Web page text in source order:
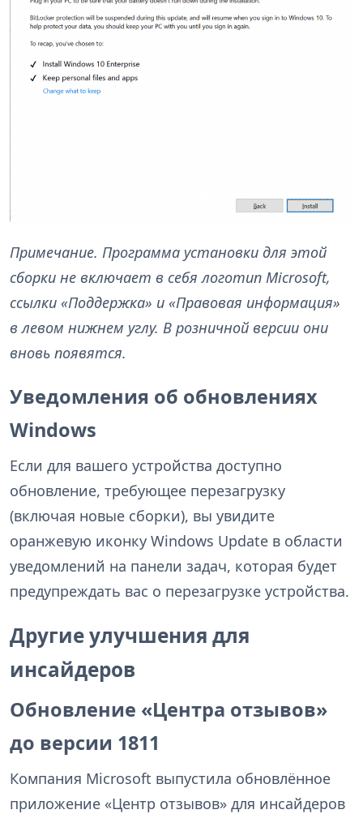
Примечание. Программа установки для этой
сборки не включает в себя логотип Microsoft,
ссылки «Поддержка» и «Правовая информация»
в левом нижнем углу. В розничной версии они
вновь появятся.
Уведомления об обновлениях
Windows
Если для вашего устройства доступно
обновление, требующее перезагрузку
(включая новые сборки), вы увидите
оранжевую иконку Windows Update в области
уведомлений на панели задач, которая будет
предупреждать вас о перезагрузке устройства.
Другие улучшения для
инсайдеров
Обновление «Центра отзывов»
до версии 1811
Компания Microsoft выпустила обновлённое
приложение «Центр отзывов» для инсайдеров